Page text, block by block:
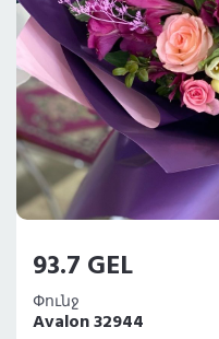
93.7 GEL
Փունջ
Avalon 32944